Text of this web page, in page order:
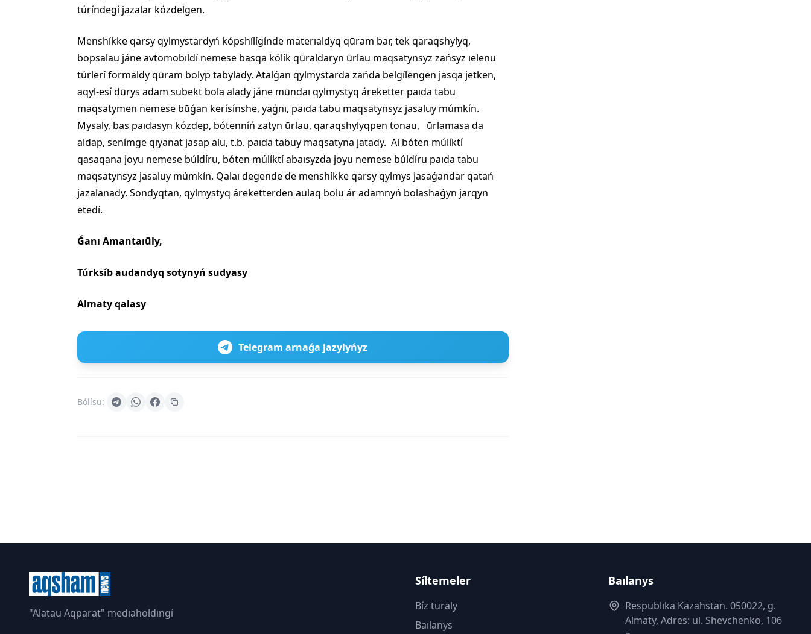
túríndegí jazalar kózdelgen.
Menshíkke qarsy qylmystardyń kópshílígínde materıaldyq qūram bar, tek qaraqshylyq,
bopsalau jáne avtomobıldí nemese basqa kólík qūraldaryn ūrlau maqsatynsyz zańsyz ıelenu
túrlerí formaldy qūram bolyp tabylady. Atalǵan qylmystarda zańda belgílengen jasqa jetken,
aqyl-esí dūrys adam subekt bola alady jáne mūndaı qylmystyq áreketter paıda tabu
maqsatymen nemese būǵan kerísínshe, yaǵnı, paıda tabu maqsatynsyz jasaluy múmkín.
Mysaly, bas paıdasyn kózdep, bótenníń zatyn ūrlau, qaraqshylyqpen tonau, ūrlamasa da
aldap, senímge qıyanat jasap alu, t.b. paıda tabuy maqsatyna jatady. Al bóten múlíktí
qasaqana joyu nemese búldíru, bóten múlíktí abaısyzda joyu nemese búldíru paıda tabu
maqsatynsyz jasaluy múmkín. Qalaı degende de menshíkke qarsy qylmys jasaǵandar qatań
jazalanady. Sondyqtan, qylmystyq áreketterden aulaq bolu ár adamnyń bolashaǵyn jarqyn
etedí.
Ǵanı Amantaıūly,
Túrksíb audandyq sotynyń sudyasy
Almaty qalasy
Telegram arnaǵa jazylyńyz
Bólísu:
"Alatau Aqparat" medıaholdıngí
Síltemeler
Bíz turaly
Baılanys
Baılanys
Respublıka Kazahstan. 050022, g.
Almaty, Adres: ul. Shevchenko, 106